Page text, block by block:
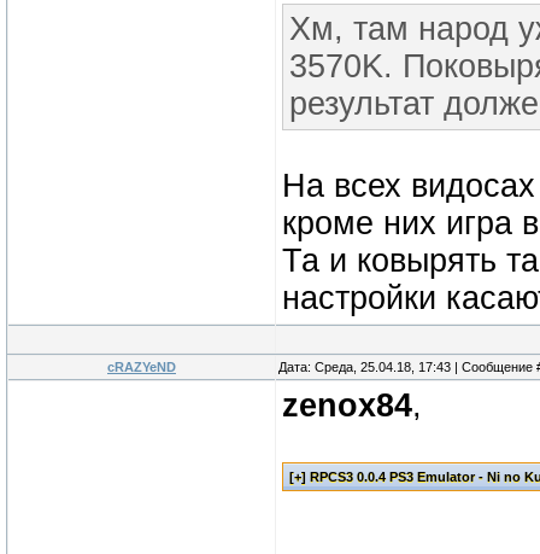
Хм, там народ
3570K.
результат
На всех
кроме них игра
Та и ковырять
настройки
cRAZYeND Дата: Среда, 25.04.18, 17:43 | Сообщение
zenox84,